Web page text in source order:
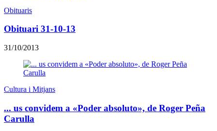
Obituaris
Obituari 31-10-13
31/10/2013
Cultura i Mitjans
... us convidem a «Poder absoluto», de Roger Peña
Carulla